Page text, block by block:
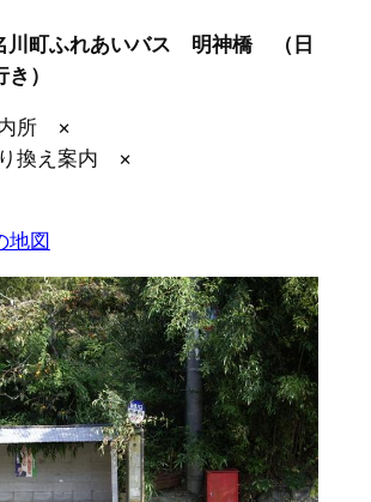
川町ふれあいバス 明神橋 （日
）
内所 ×
換え案内 ×
地図